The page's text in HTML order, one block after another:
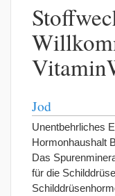
Jod
Unentbehrliches
Hormonhaushalt
Das
für die